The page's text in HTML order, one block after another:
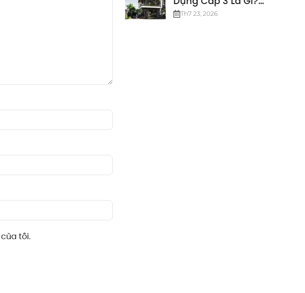
tôi.
Các Tiêu Chuẩn
Th7 23, 2026